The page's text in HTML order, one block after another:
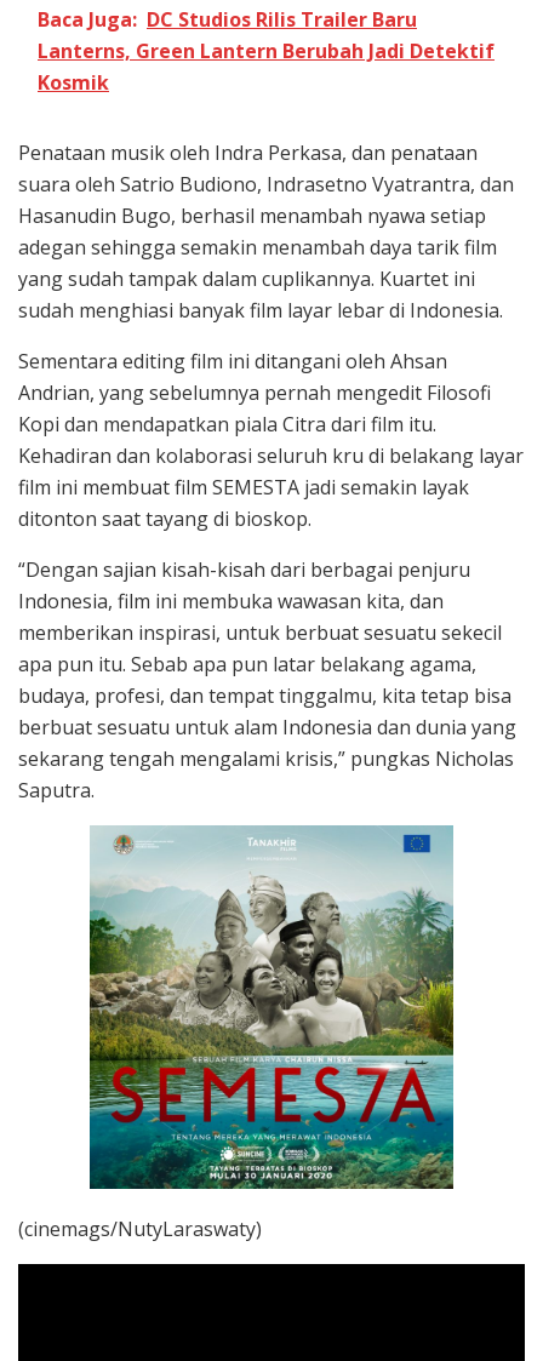
Baca Juga: DC Studios Rilis Trailer Baru
Lanterns, Green Lantern Berubah Jadi Detektif
Kosmik
Penataan musik oleh Indra Perkasa, dan penataan
suara oleh Satrio Budiono, Indrasetno Vyatrantra, dan
Hasanudin Bugo, berhasil menambah nyawa setiap
adegan sehingga semakin menambah daya tarik film
yang sudah tampak dalam cuplikannya. Kuartet ini
sudah menghiasi banyak film layar lebar di Indonesia.
Sementara editing film ini ditangani oleh Ahsan
Andrian, yang sebelumnya pernah mengedit Filosofi
Kopi dan mendapatkan piala Citra dari film itu.
Kehadiran dan kolaborasi seluruh kru di belakang layar
film ini membuat film SEMESTA jadi semakin layak
ditonton saat tayang di bioskop.
“Dengan sajian kisah-kisah dari berbagai penjuru
Indonesia, film ini membuka wawasan kita, dan
memberikan inspirasi, untuk berbuat sesuatu sekecil
apa pun itu. Sebab apa pun latar belakang agama,
budaya, profesi, dan tempat tinggalmu, kita tetap bisa
berbuat sesuatu untuk alam Indonesia dan dunia yang
sekarang tengah mengalami krisis,” pungkas Nicholas
Saputra.
(cinemags/NutyLaraswaty)